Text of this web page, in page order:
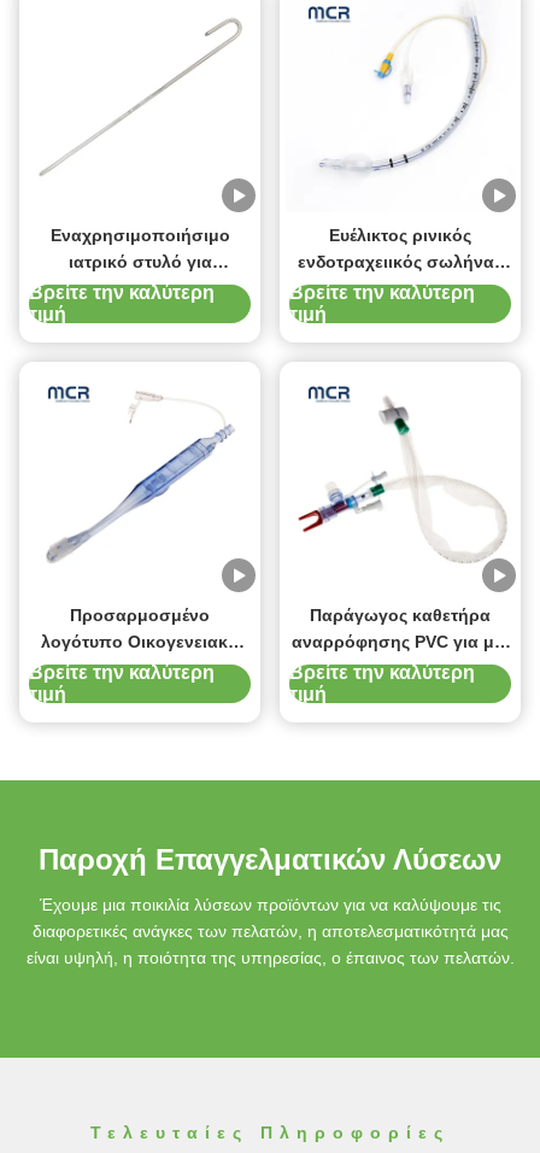
Εναχρησιμοποιήσιμο
ιατρικό στυλό για
ενδοτραχείο
Βρείτε την καλύτερη
τιμή
Ευέλικτος ρινικός
ενδοτραχειικός σωλήνας
με μαλακό μπαλόνι για
μειωμένη συχνότητα
εμφάνισης VAP
Βρείτε την καλύτερη
τιμή
Προσαρμοσμένο
λογότυπο Οικογενειακό
πακέτο Ορολογική
αναρρόφηση
Βρείτε την καλύτερη
τιμή
Παράγωγος καθετήρα
αναρρόφησης PVC για μία
φορά
Βρείτε την καλύτερη
τιμή
Παροχή Επαγγελματικών Λύσεων
Έχουμε μια ποικιλία λύσεων προϊόντων για να καλύψουμε τις
διαφορετικές ανάγκες των πελατών, η αποτελεσματικότητά μας
είναι υψηλή, η ποιότητα της υπηρεσίας, ο έπαινος των πελατών.
Τελευταίες Πληροφορίες